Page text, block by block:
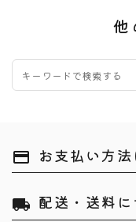
他
payment お支払い方法
local_shipping 配送・送料